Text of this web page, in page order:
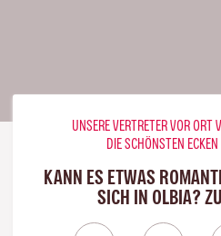
UNSERE VERTRETER VOR ORT
DIE SCHÖNSTEN
KANN ES ETWAS
SICH IN OLBIA?